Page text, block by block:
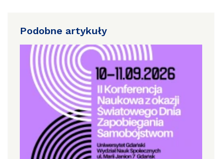
Podobne artykuły